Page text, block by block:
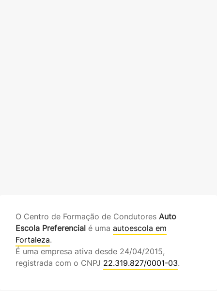
O Centro de Formação de Condutores Auto
Escola Preferencial é uma autoescola em
Fortaleza.
É uma empresa ativa desde 24/04/2015,
registrada com o CNPJ 22.319.827/0001-03.